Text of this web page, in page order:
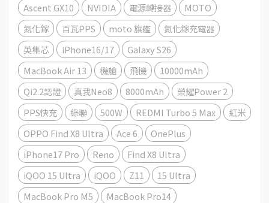
Ascent GX10
NVIDIA 電源轉接器
MOTO
氮化鎵
百瓦PPS moto 旗艦
氮化鎵充電器
英集芯
iPhone16/17
Galaxy S26
MacBook Air 13
機艙 飛機
10000mAh
Qi2.2認證
真我Neo8 8000mAh
榮耀Power 2
PPS快充
綠聯 500W REDMI Turbo 5 Max
紅米
OPPO Find X8 Ultra
Ace 6
OnePlus
iPhone17 Pro
Reno
Find X8 Ultra
iQOO 15 Ultra
iQOO Z11
15 Ultra
MacBook Pro M5
MacBook Pro14